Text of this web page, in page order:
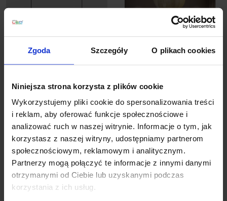
Zgoda Szczegóły O plikach cookies
Niniejsza strona korzysta z plików cookie
Wykorzystujemy pliki cookie do spersonalizowania treści
i reklam, aby oferować funkcje społecznościowe i
analizować ruch w naszej witrynie. Informacje o tym, jak
korzystasz z naszej witryny, udostępniamy partnerom
społecznościowym, reklamowym i analitycznym.
Partnerzy mogą połączyć te informacje z innymi danymi
otrzymanymi od Ciebie lub uzyskanymi podczas
korzystania z ich usług.
3000K czarna, złota
599,00 zł
Zobacz szczegóły
1 699,00 zł
Zobacz szczegóły